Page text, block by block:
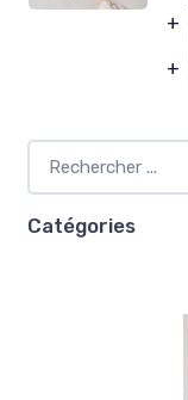
+
+
Catégories